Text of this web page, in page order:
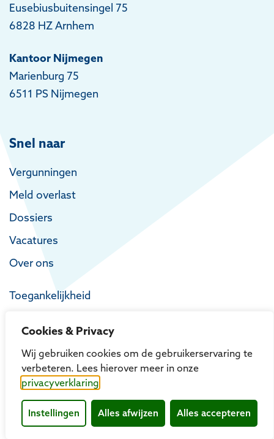
Cookies & Privacy
Wij gebruiken cookies om de gebruikerservaring te
verbeteren. Lees hierover meer in onze
privacyverklaring
Instellingen Alles afwijzen Alles accepteren
Eusebiusbuitensingel 75
6828 HZ Arnhem
Kantoor Nijmegen
Marienburg 75
6511 PS Nijmegen
Snel naar
Vergunningen
Meld overlast
Dossiers
Vacatures
Over ons
Toegankelijkheid